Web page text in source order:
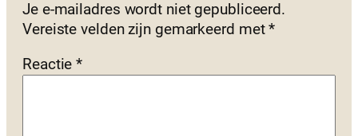
Je e-mailadres wordt niet gepubliceerd.
Vereiste velden zijn gemarkeerd met*
Reactie*